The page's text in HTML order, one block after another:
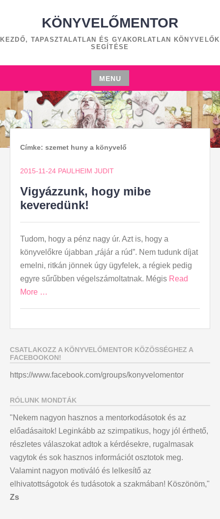
KÖNYVELŐMENTOR
KEZDŐ, TAPASZTALATLAN ÉS GYAKORLATLAN KÖNYVELŐK
SEGÍTÉSE
MENU
Skip
to
content
Címke: szemet huny a könyvelő
2015-11-24 PAULHEIM JUDIT
Vigyázzunk, hogy mibe
keveredünk!
Tudom, hogy a pénz nagy úr. Azt is, hogy a
könyvelőkre újabban „rájár a rúd”. Nem tudunk díjat
emelni, ritkán jönnek úgy ügyfelek, a régiek pedig
egyre sűrűbben végelszámoltatnak. Mégis Read
More …
CSATLAKOZZ A KÖNYVELŐMENTOR KÖZÖSSÉGHEZ A
FACEBOOKON!
https://www.facebook.com/groups/konyvelomentor
RÓLUNK MONDTÁK
"Nekem nagyon hasznos a mentorkodásotok és az
előadásaitok! Leginkább az szimpatikus, hogy jól érthető,
részletes válaszokat adtok a kérdésekre, rugalmasak
vagytok és sok hasznos információt osztotok meg.
Valamint nagyon motiváló és lelkesítő az
elhivatottságotok és tudásotok a szakmában! Köszönöm,"
Zs